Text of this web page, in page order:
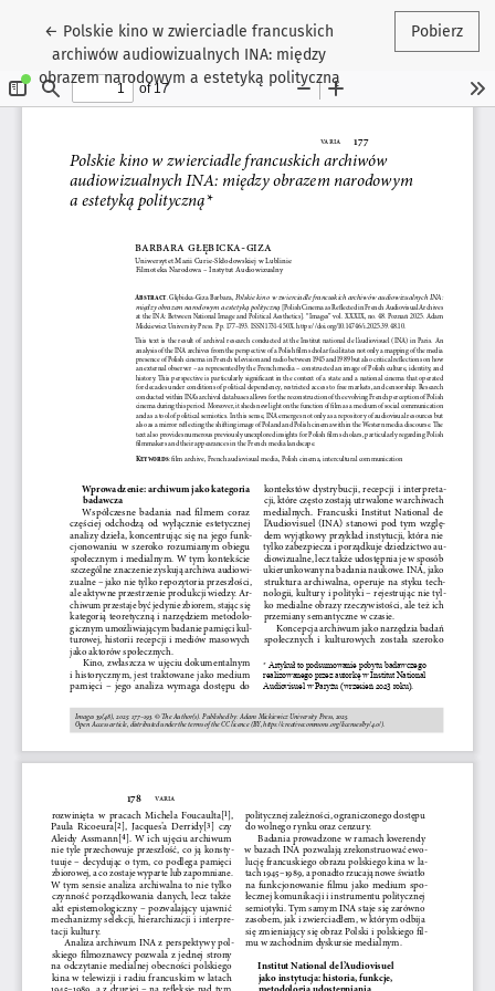
← Wróć do szczegółów artykułu
Polskie kino w zwierciadle francuskich
archiwów audiowizualnych INA: między
obrazem narodowym a estetyką polityczną
Pobierz